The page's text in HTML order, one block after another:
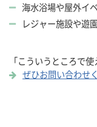
海水浴場や屋外イ
レジャー施設や遊
「こういうところで
ぜひお問い合わせ